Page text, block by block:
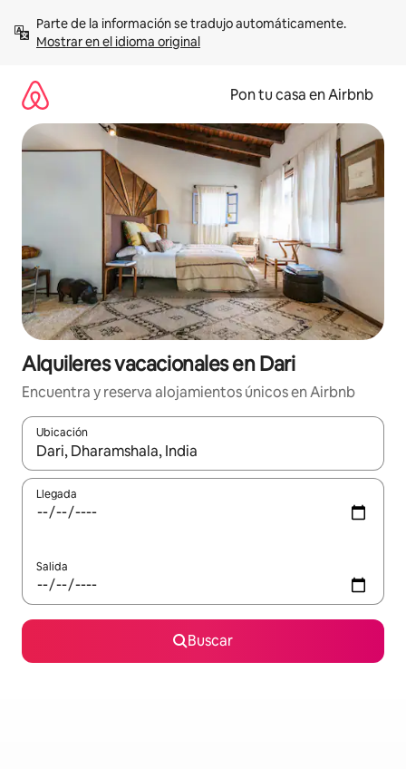
contenidoMostrar en el idioma original
Pon tu casa en Airbnb
Alquileres vacacionales en Dari
Encuentra y reserva alojamientos únicos en Airbnb
Ubicación
Cuando los resultados estén disponibles, navega con las
Llegada
Salida
Buscar